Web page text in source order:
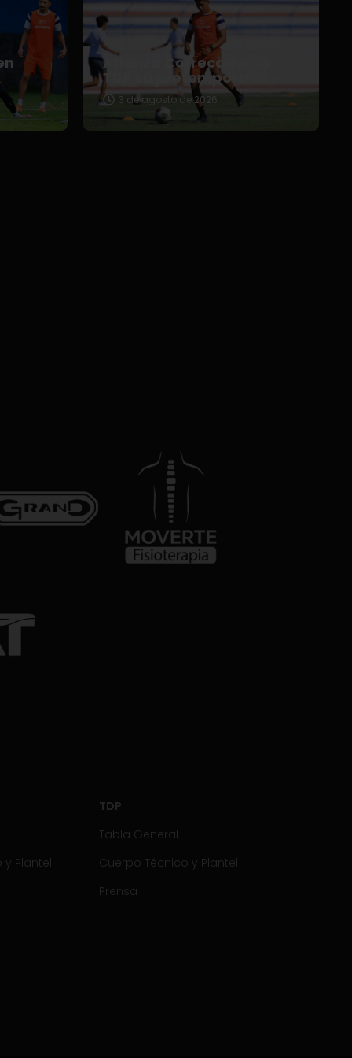
Afianza Correcaminos
TDP su pretemporada
3 de agosto de 2026
y Plantel
TDP
Tabla General
Cuerpo Técnico y Plantel
Prensa